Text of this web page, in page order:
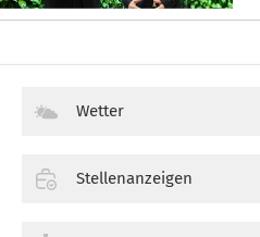
Wetter
Stellenanzeigen